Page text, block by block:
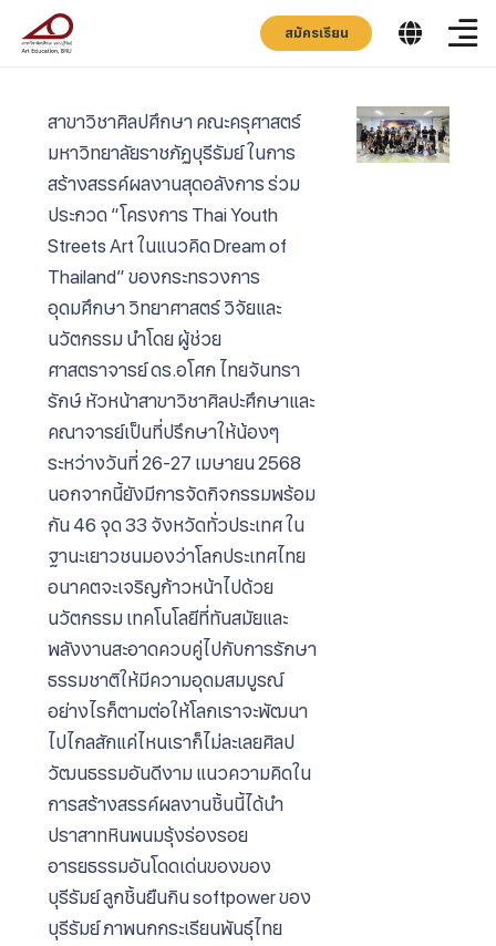
สมัครเรียน
สาขาวิชาศิลปศึกษา คณะครุศาสตร์
มหาวิทยาลัยราชภัฏบุรีรัมย์ ในการ
สร้างสรรค์ผลงานสุดอลังการ ร่วม
ประกวด “โครงการ Thai Youth
Streets Art ในแนวคิด Dream of
Thailand” ของกระทรวงการ
อุดมศึกษา วิทยาศาสตร์ วิจัยและ
นวัตกรรม นำโดย ผู้ช่วย
ศาสตราจารย์ ดร.อโศก ไทยจันทรา
รักษ์ หัวหน้าสาขาวิชาศิลปะศึกษาและ
คณาจารย์เป็นที่ปรึกษาให้น้องๆ
ระหว่างวันที่ 26-27 เมษายน 2568
นอกจากนี้ยังมีการจัดกิจกรรมพร้อม
กัน 46 จุด 33 จังหวัดทั่วประเทศ ใน
ฐานะเยาวชนมองว่าโลกประเทศไทย
อนาคตจะเจริญก้าวหน้าไปด้วย
นวัตกรรม เทคโนโลยีที่ทันสมัยและ
พลังงานสะอาดควบคู่ไปกับการรักษา
ธรรมชาติให้มีความอุดมสมบูรณ์
อย่างไรก็ตามต่อให้โลกเราจะพัฒนา
ไปไกลสักแค่ไหนเราก็ไม่ละเลยศิลป
วัฒนธรรมอันดีงาม แนวความคิดใน
การสร้างสรรค์ผลงานชิ้นนี้ได้นำ
ปราสาทหินพนมรุ้งร่องรอย
อารยธรรมอันโดดเด่นของของ
บุรีรัมย์ ลูกชิ้นยืนกิน softpower ของ
บุรีรัมย์ ภาพนกกระเรียนพันธุ์ไทย